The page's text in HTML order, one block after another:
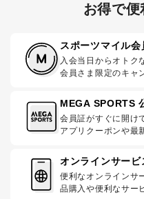
お得で便
スポーツマイル会
入会当日からオトク
会員さま限定のキャ
MEGA SPORTS
会員証がすぐに開け
アプリクーポンや最
オンラインサービ
便利なオンラインサ
品購入や便利なサー